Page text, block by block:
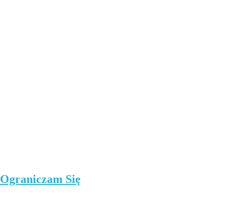
Ograniczam Się